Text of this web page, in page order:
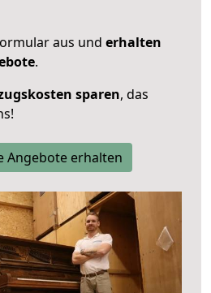
aus und erhalten
.
sparen, das
Angebote erhalten